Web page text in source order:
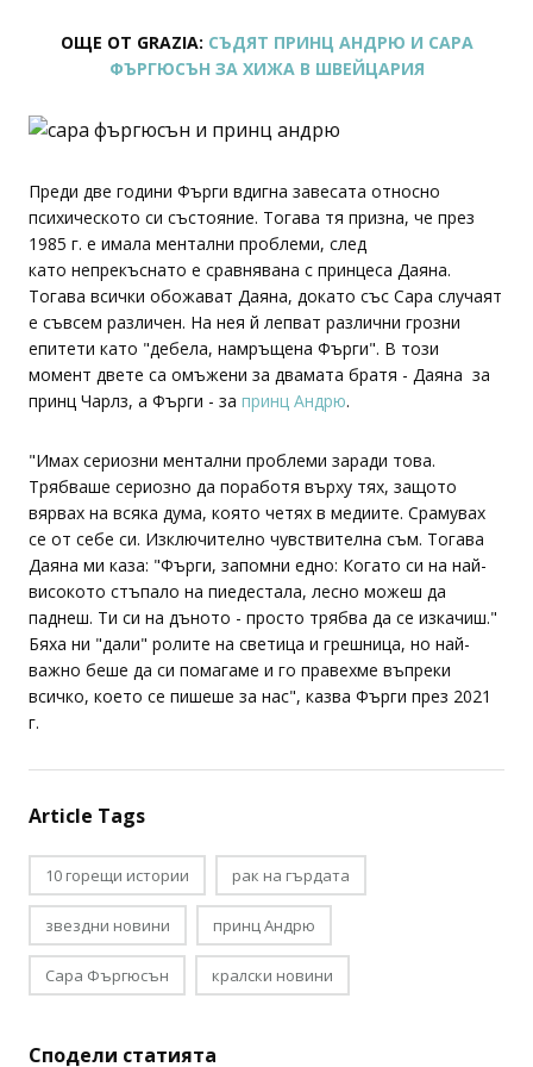
ОЩЕ ОТ GRAZIA: СЪДЯТ ПРИНЦ АНДРЮ И САРА
ФЪРГЮСЪН ЗА ХИЖА В ШВЕЙЦАРИЯ
Преди две години Фърги вдигна завесата относно
психическото си състояние. Тогава тя призна, че през
1985 г. е имала ментални проблеми, след
като непрекъснато е сравнявана с принцеса Даяна.
Тогава всички обожават Даяна, докато със Сара случаят
е съвсем различен. На нея й лепват различни грозни
епитети като "дебела, намръщена Фърги". В този
момент двете са омъжени за двамата братя - Даяна за
принц Чарлз, а Фърги - за принц Андрю.
"Имах сериозни ментални проблеми заради това.
Трябваше сериозно да поработя върху тях, защото
вярвах на всяка дума, която четях в медиите. Срамувах
се от себе си. Изключително чувствителна съм. Тогава
Даяна ми каза: "Фърги, запомни едно: Когато си на най-
високото стъпало на пиедестала, лесно можеш да
паднеш. Ти си на дъното - просто трябва да се изкачиш."
Бяха ни "дали" ролите на светица и грешница, но най-
важно беше да си помагаме и го правехме въпреки
всичко, което се пишеше за нас", казва Фърги през 2021
г.
Article Tags
10 горещи истории рак на гърдата
звездни новини принц Андрю
Сара Фъргюсън кралски новини
Сподели статията